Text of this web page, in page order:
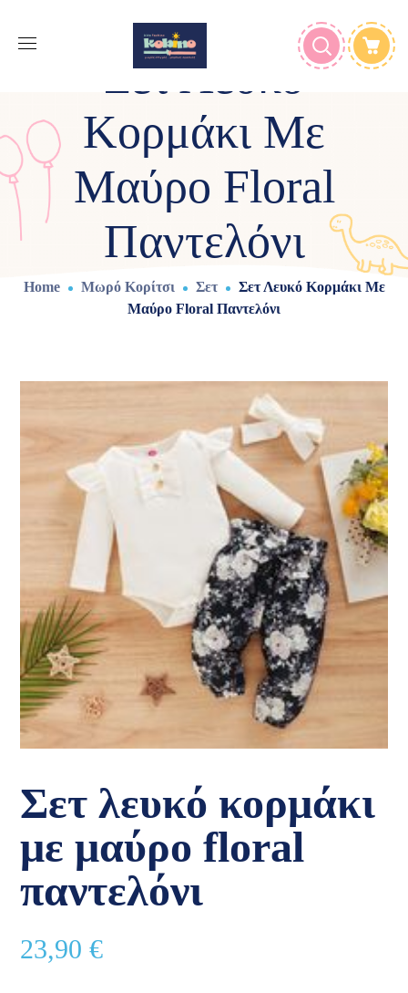
Σετ Λευκό
Κορμάκι Με
Μαύρο Floral
Παντελόνι
Home Μωρό Κορίτσι Σετ
Σετ Λευκό Κορμάκι Με
Μαύρο Floral Παντελόνι
Σετ λευκό κορμάκι
με μαύρο floral
παντελόνι
23,90€